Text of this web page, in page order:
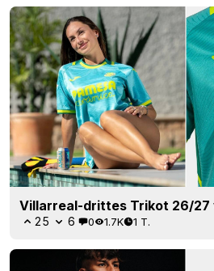
Villarreal-drittes Trikot 26/
25 6 0 1.7K 1 T.